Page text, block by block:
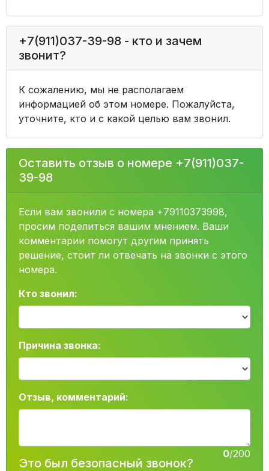
+7(911)037-39-98 - кто и зачем
звонит?
К сожалению, мы не располагаем
информацией об этом номере. Пожалуйста,
уточните, кто и с какой целью вам звонил.
Оставить отзыв о номере +7(911)037-
39-98
Если вам звонили с номера +79110373998,
просим поделиться вашим мнением. Ваши
комментарии помогут другим принять
решение, стоит ли отвечать на звонки с этого
номера.
Кто звонил:
Причина звонка:
Отзыв, комментарий:
0/200
Это был безопасный звонок?